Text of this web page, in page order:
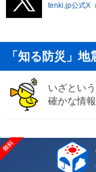
tenki.jp公式X
「知る防災」地
いざとい
確かな情